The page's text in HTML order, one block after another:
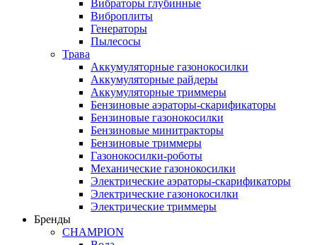
Вибраторы глубинные
Виброплиты
Генераторы
Пылесосы
Трава
Аккумуляторные газонокосилки
Аккумуляторные райдеры
Аккумуляторные триммеры
Бензиновые аэраторы-скарификаторы
Бензиновые газонокосилки
Бензиновые минитракторы
Бензиновые триммеры
Газонокосилки-роботы
Механические газонокосилки
Электрические аэраторы-скарификаторы
Электрические газонокосилки
Электрические триммеры
Бренды
CHAMPION